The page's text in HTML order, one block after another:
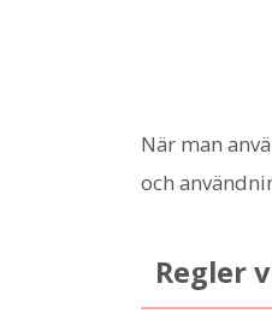
När man
och
Regler